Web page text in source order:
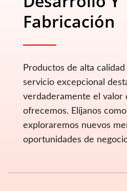
Fabricación
Productos de alta
servicio excepcional
verdaderamente el valor
ofrecemos. Elíjanos
exploraremos nuevos
oportunidades de